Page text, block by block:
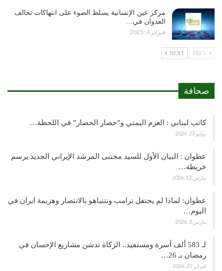
مركز عين الإنسانية يسلط الضوء على انتهاكات تحالف
العدوان في…
فبراير 4, 2025
NEXT
صحافة
كاتب لبناني : العزم اليمني و”حصار الحصار” في اللحظة…
يوليو 23, 2026
عطوان : البيان الأول للسيد مجتبى المرشد الإيراني الجديد يرسم
خريطة…
مارس 12, 2026
عطوان: لماذا لم يحتفل ترامب ونتنياهو بالانتصار وهزيمة ايران في
اليوم…
مارس 3, 2026
لـ 583 ألف أسرة ومستفيد.. الزكاة تدشن مشاريع الإحسان في
رمضان بـ 26…
فبراير 21, 2026